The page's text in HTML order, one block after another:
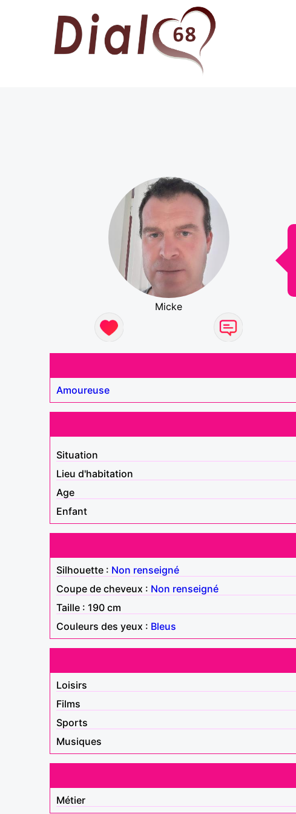
Micke
Amoureuse
Situation
Lieu d'habitation
Age
Enfant
Silhouette : Non renseigné
Coupe de cheveux : Non renseigné
Taille : 190 cm
Couleurs des yeux : Bleus
Loisirs
Films
Sports
Musiques
Métier